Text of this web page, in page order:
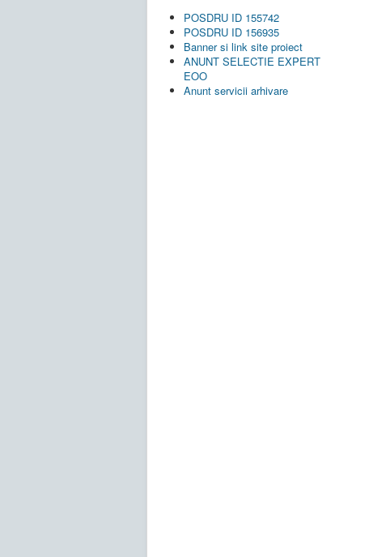
POSDRU ID 155742
POSDRU ID 156935
Banner si link site proiect
ANUNT SELECTIE EXPERT
EOO
Anunt servicii arhivare